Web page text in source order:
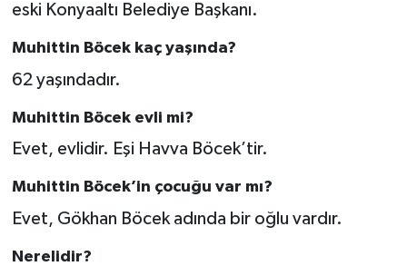
eski Konyaaltı Belediye Başkanı.
Muhittin Böcek kaç yaşında?
62 yaşındadır.
Muhittin Böcek evli mi?
Evet, evlidir. Eşi Havva Böcek’tir.
Muhittin Böcek’in çocuğu var mı?
Evet, Gökhan Böcek adında bir oğlu vardır.
Nerelidir?